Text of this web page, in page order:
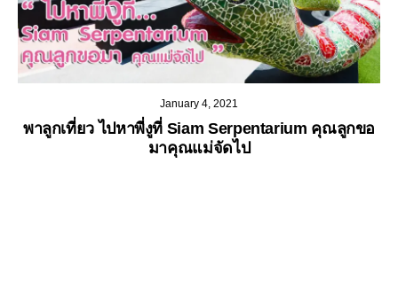
January 4, 2021
พาลูกเที่ยว ไปหาพี่งูที่ Siam Serpentarium คุณลูกขอ
มาคุณแม่จัดไป